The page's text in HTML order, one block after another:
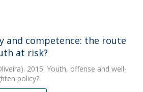
and competence: the route
at risk?
2015. Youth, offense and well-
policy?